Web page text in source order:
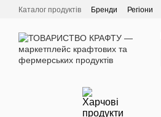
Перейти до основного контенту
Каталог продуктів Бренди Регіони